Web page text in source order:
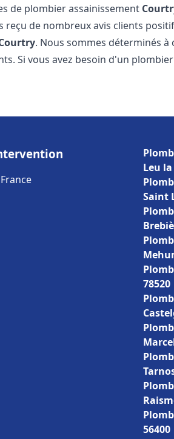
de plombier assainissement
reçu de nombreux avis clients
. Nous sommes déterminés
Si vous avez besoin d'un plombier
Leu
Saint
78520
56400